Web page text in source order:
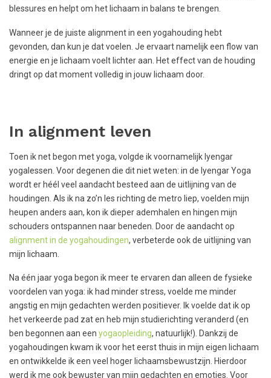
blessures en helpt om het lichaam in balans te brengen.
Wanneer je de juiste alignment in een yogahouding hebt
gevonden, dan kun je dat voelen. Je ervaart namelijk een flow van
energie en je lichaam voelt lichter aan. Het effect van de houding
dringt op dat moment volledig in jouw lichaam door.
In alignment leven
Toen ik net begon met yoga, volgde ik voornamelijk Iyengar
yogalessen. Voor degenen die dit niet weten: in de Iyengar Yoga
wordt er héél veel aandacht besteed aan de uitlijning van de
houdingen. Als ik na zo’n les richting de metro liep, voelden mijn
heupen anders aan, kon ik dieper ademhalen en hingen mijn
schouders ontspannen naar beneden. Door de aandacht op
alignment in de yogahoudingen, verbeterde ook de uitlijning van
mijn lichaam.
Na één jaar yoga begon ik meer te ervaren dan alleen de fysieke
voordelen van yoga: ik had minder stress, voelde me minder
angstig en mijn gedachten werden positiever. Ik voelde dat ik op
het verkeerde pad zat en heb mijn studierichting veranderd (en
ben begonnen aan een yogaopleiding, natuurlijk!). Dankzij de
yogahoudingen kwam ik voor het eerst thuis in mijn eigen lichaam
en ontwikkelde ik een veel hoger lichaamsbewustzijn. Hierdoor
werd ik me ook bewuster van mijn gedachten en emoties. Voor